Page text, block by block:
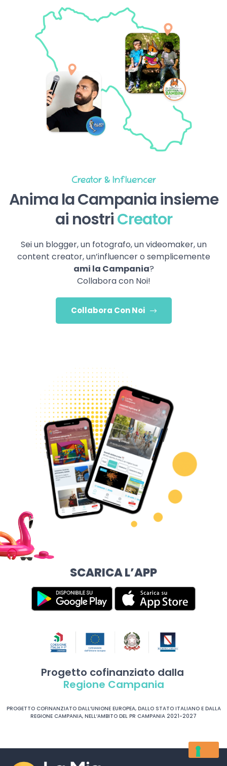
Creator & Influencer
Anima la Campania insieme
ai nostriCreator
Sei un blogger, un fotografo, un videomaker, un
content creator, un’influencer o semplicemente
ami la Campania?
Collabora con Noi!
Collabora Con Noi
SCARICA L’APP
Progetto cofinanziato dalla
Regione Campania
PROGETTO COFINANZIATO DALL’UNIONE EUROPEA, DALLO STATO ITALIANO E DALLA
REGIONE CAMPANIA, NELL’AMBITO DEL PR CAMPANIA 2021-2027